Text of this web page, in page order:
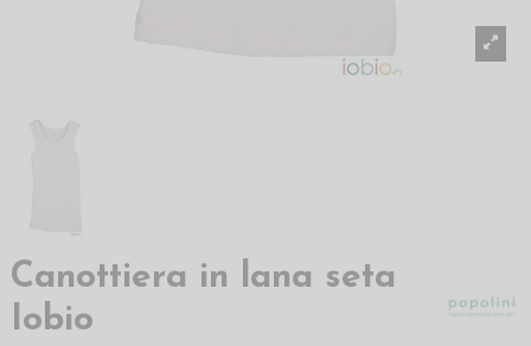
Canottiera in lana seta
Iobio